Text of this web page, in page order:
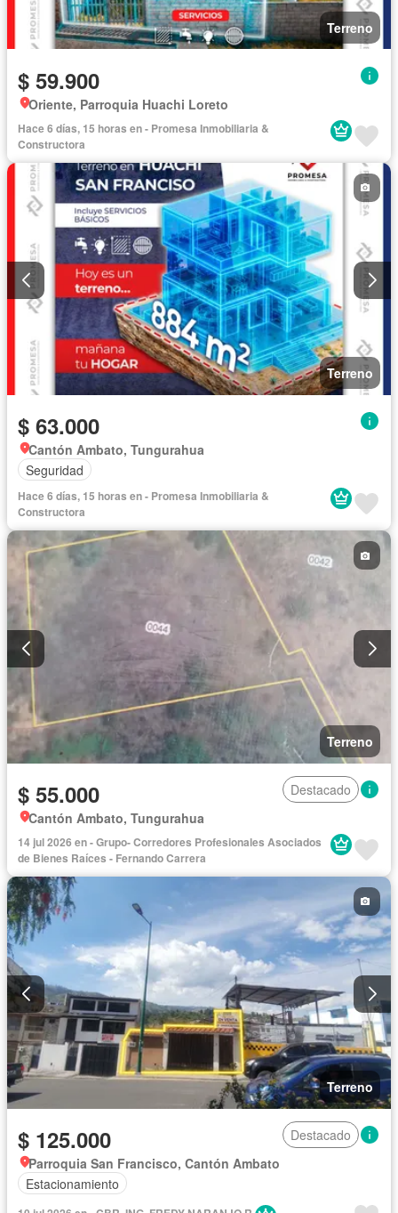
Terreno
$ 59.900
Oriente, Parroquia Huachi Loreto
Hace 6 días, 15 horas en - Promesa Inmobiliaria &
Constructora
Terreno
$ 63.000
Cantón Ambato, Tungurahua
Seguridad
Hace 6 días, 15 horas en - Promesa Inmobiliaria &
Constructora
Terreno
$ 55.000
Destacado
Cantón Ambato, Tungurahua
14 jul 2026 en - Grupo- Corredores Profesionales Asociados
de Bienes Raíces - Fernando Carrera
Terreno
$ 125.000
Destacado
Parroquia San Francisco, Cantón Ambato
Estacionamiento